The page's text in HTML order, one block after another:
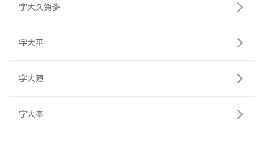
字大久賀多
字大平
字大廻
字大峯